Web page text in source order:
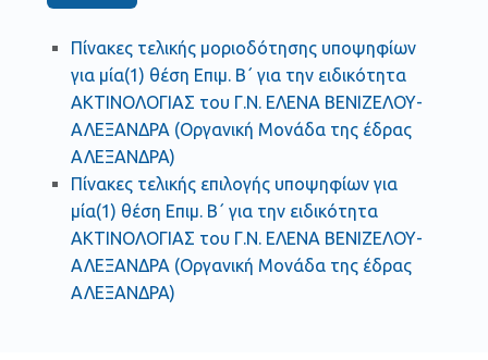
Πίνακες τελικής μοριοδότησης υποψηφίων
για μία(1) θέση Επιμ. Β΄ για την ειδικότητα
ΑΚΤΙΝΟΛΟΓΙΑΣ του Γ.Ν. ΕΛΕΝΑ ΒΕΝΙΖΕΛΟΥ-
ΑΛΕΞΑΝΔΡΑ (Οργανική Μονάδα της έδρας
ΑΛΕΞΑΝΔΡΑ)
Πίνακες τελικής επιλογής υποψηφίων για
μία(1) θέση Επιμ. Β΄ για την ειδικότητα
ΑΚΤΙΝΟΛΟΓΙΑΣ του Γ.Ν. ΕΛΕΝΑ ΒΕΝΙΖΕΛΟΥ-
ΑΛΕΞΑΝΔΡΑ (Οργανική Μονάδα της έδρας
ΑΛΕΞΑΝΔΡΑ)